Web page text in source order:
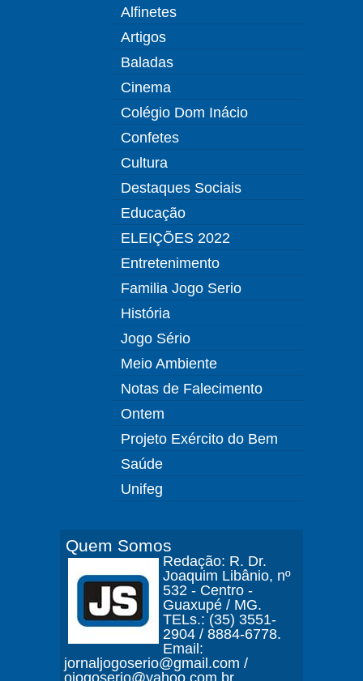
Alfinetes
Artigos
Baladas
Cinema
Colégio Dom Inácio
Confetes
Cultura
Destaques Sociais
Educação
ELEIÇÕES 2022
Entretenimento
Familia Jogo Serio
História
Jogo Sério
Meio Ambiente
Notas de Falecimento
Ontem
Projeto Exército do Bem
Saúde
Unifeg
Quem Somos
Redação: R. Dr.
Joaquim Libânio, nº
532 - Centro -
Guaxupé / MG.
TELs.: (35) 3551-
2904 / 8884-6778.
Email:
jornaljogoserio@gmail.com /
ojogoserio@yahoo.com.br.